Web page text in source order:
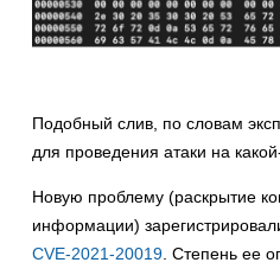
Подобный слив, по словам
для проведения атаки на
Новую проблему (раскрытие
информации)
CVE-2021-20019 . Степень ее